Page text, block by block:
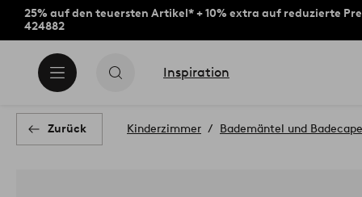
25% auf den teuersten Artikel* + 10% extra auf reduzierte
424882
Inspiration
Zurück Kinderzimmer Bademäntel und